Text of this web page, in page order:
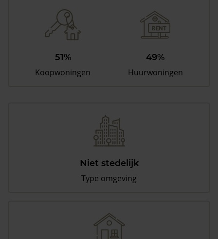
51%
Koopwoningen
49%
Huurwoningen
Niet stedelijk
Type omgeving